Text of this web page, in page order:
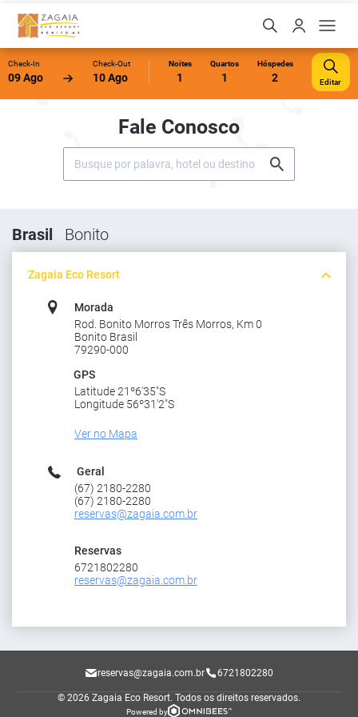
Check-In
09 Ago
Check-Out
10 Ago
Noites
1
Quartos
1
Hóspedes
2 Editar
Fale Conosco
Brasil Bonito
Zagaia Eco Resort
Morada
Rod. Bonito Morros Três Morros, Km 0
Bonito Brasil
79290-000
GPS
Latitude 21º6'35"S
Longitude 56º31'2"S
Ver no Mapa
Geral
(67) 2180-2280
(67) 2180-2280
reservas@zagaia.com.br
Reservas
6721802280
reservas@zagaia.com.br
reservas@zagaia.com.br 6721802280
© 2026 Zagaia Eco Resort. Todos os direitos reservados.
Powered by